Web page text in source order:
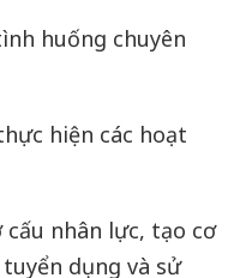
huống chuyên
hiện các hoạt
cấu nhân lực, tạo cơ
dụng và sử